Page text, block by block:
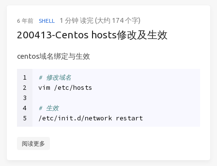
6 年前 SHELL 1 分钟 读完 (大约 174 个字)
200413-Centos hosts修改及生效
centos域名绑定与生效
1
2
3
4
5
# 修改域名
vim /etc/hosts
# 生效
/etc/init.d/network restart
阅读更多